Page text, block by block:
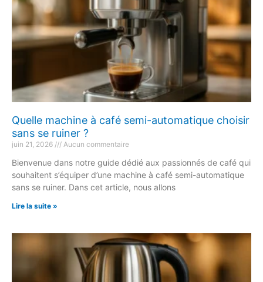
Quelle machine à café semi-automatique choisir
sans se ruiner ?
juin 21, 2026 Aucun commentaire
Bienvenue dans notre guide dédié aux passionnés de café qui
souhaitent s’équiper d’une machine à café semi-automatique
sans se ruiner. Dans cet article, nous allons
Lire la suite »